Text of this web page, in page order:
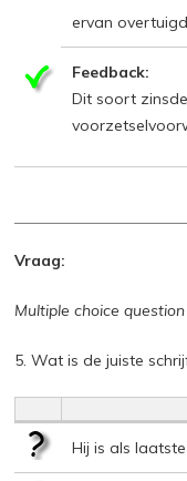
ervan
Feedback:
Dit soort
Vraag:
Multiple choice question
5. Wat is de juiste
Hij is als